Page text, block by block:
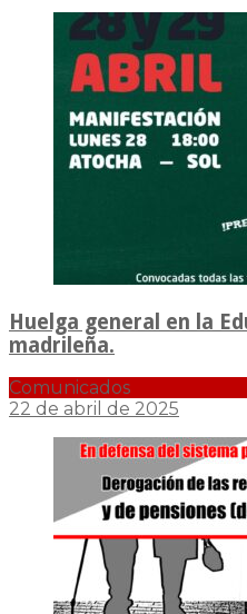
Huelga general en la
madrileña.
Comunicados
22 de abril de 2025